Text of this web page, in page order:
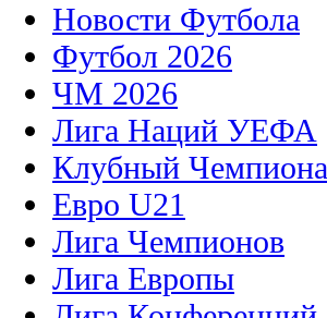
Новости Футбола
Футбол 2026
ЧМ 2026
Лига Наций УЕФА
Клубный
Евро U21
Лига Чемпионов
Лига Европы